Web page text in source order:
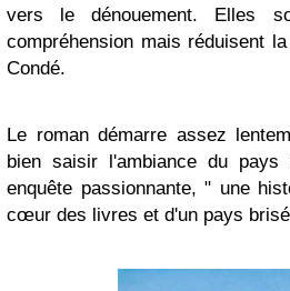
vers le dénouement. Elles
compréhension mais réduisent
Condé.
Le roman démarre assez
bien saisir l'ambiance du
enquête passionnante, " une
cœur des livres et d'un pays